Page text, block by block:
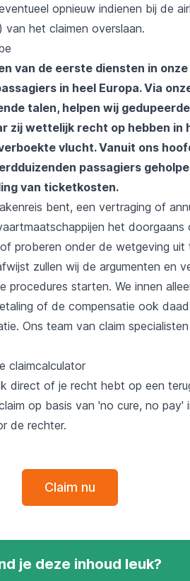
opnieuw indienen bij de
het claimen overslaan.
van de eerste diensten in
in heel Europa. Via
talen, helpen wij
zij wettelijk recht op hebben in
vlucht. Vanuit ons
passagiers
van ticketkosten.
bent, een vertraging of
het
proberen onder de wetgeving uit
zullen wij de argumenten en
procedures starten. We innen
of de compensatie ook
Ons team van claim
claimcalculator
direct of je recht hebt op een
op basis van 'no cure, no pay'
de rechter.
Claim nu
je deze inhoud leuk?